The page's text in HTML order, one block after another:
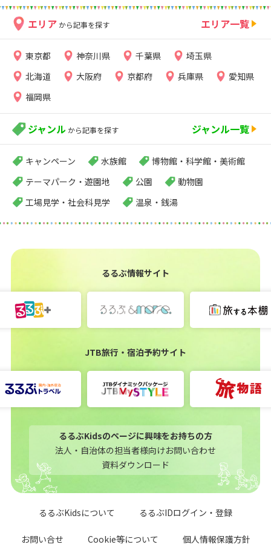
エリア から記事を探す エリア一覧
東京都 神奈川県 千葉県
埼玉県
北海道
大阪府 京都府 兵庫県
愛知県
福岡県
ジャンル から記事を探す ジャンル一覧
キャンペーン 水族館
博物館・科学館・美術館
テーマパーク・遊園地
公園
動物園
工場見学・社会科見学
温泉・銭湯
るるぶ情報サイト
JTB旅行・宿泊予約サイト
るるぶKidsのページに興味をお持ちの方
法人・自治体の担当者様向けお問い合わせ
資料ダウンロード
るるぶKidsについて るるぶIDログイン・登録
お問い合せ Cookie等について 個人情報保護方針